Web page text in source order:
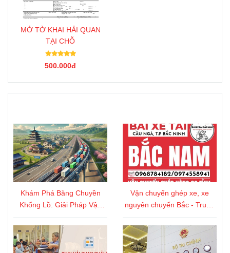
MỞ TỜ KHAI HẢI QUAN
TẠI CHỖ
500.000đ
Khám Phá Băng Chuyền
Khổng Lồ: Giải Pháp Vận
Vận chuyển ghép xe, xe
nguyên chuyến Bắc - Trung